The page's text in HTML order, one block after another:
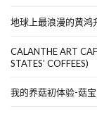
地球上最浪漫的黄鸿
CALANTHE ART
STATES’ COFFEES)
我的养菇初体验-菇